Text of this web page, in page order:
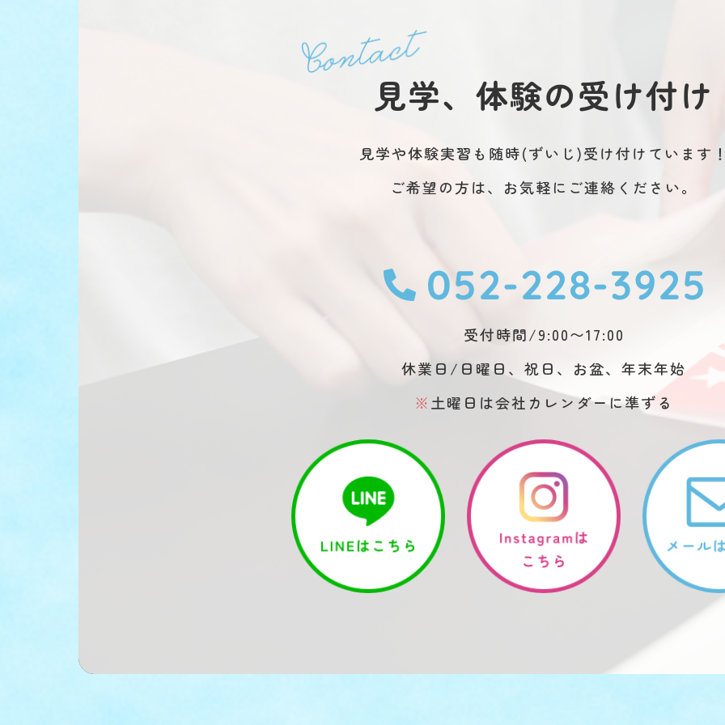
見学、体験の受け付け
見学や体験実習も随時(ずいじ)受け付けています
ご希望の方は、お気軽にご連絡ください。
052-228-3925
受付時間/9:00〜17:00
休業日/日曜日、祝日、お盆、年末年始
※ 土曜日は会社カレンダーに準ずる